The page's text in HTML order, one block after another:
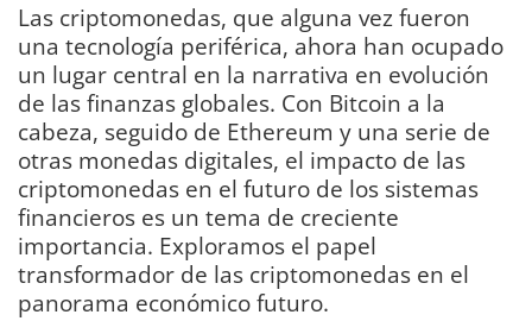
Las criptomonedas, que alguna vez fueron
una tecnología periférica, ahora han ocupado
un lugar central en la narrativa en evolución
de las finanzas globales. Con Bitcoin a la
cabeza, seguido de Ethereum y una serie de
otras monedas digitales, el impacto de las
criptomonedas en el futuro de los sistemas
financieros es un tema de creciente
importancia. Exploramos el papel
transformador de las criptomonedas en el
panorama económico futuro.